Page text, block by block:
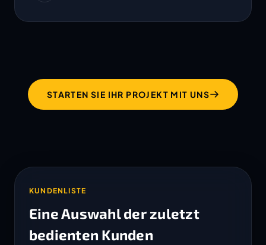
STARTEN SIE IHR PROJEKT MIT UNS
KUNDENLISTE
Eine Auswahl der zuletzt
bedienten Kunden